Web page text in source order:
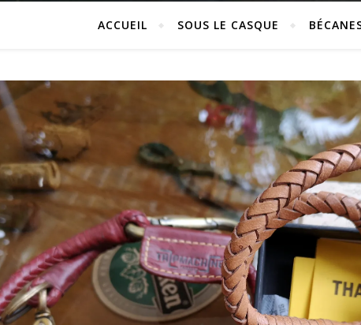
ACCUEIL SOUS LE CASQUE